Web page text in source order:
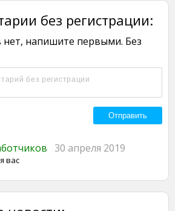
без регистрации:
напишите первыми. Без
30 апреля 2019
вас